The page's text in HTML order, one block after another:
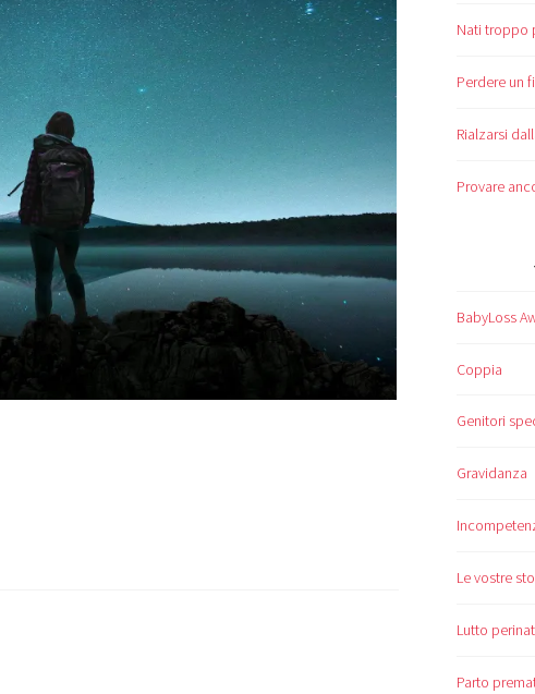
Nati troppo
Perdere un
Rialzarsi
Provare
BabyLoss
Coppia
Genitori
Gravidanza
Le vostre
Lutto
Parto